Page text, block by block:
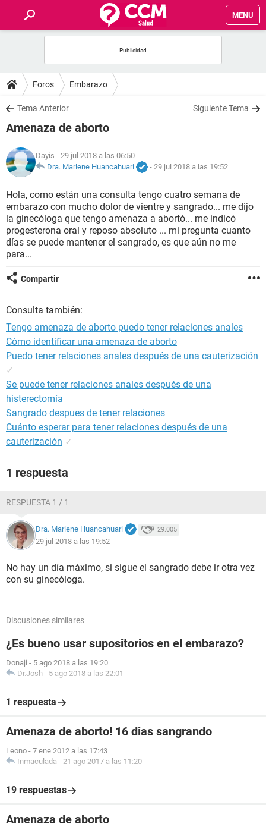
MENU
FOROS
SALUD
NUTRICIÓN
BIENESTAR
SEXUALIDAD
GLOSARIO
Foros Embarazo
Tema Anterior Siguiente Tema
Amenaza de aborto
Dayis - 29 jul 2018 a las 06:50
Dra. Marlene Huancahuari
- 29 jul 2018 a las 19:52
Hola, como están una consulta tengo cuatro semana de
embarazo con mucho dolor de vientre y sangrado... me dijo
la ginecóloga que tengo amenaza a abortó... me indicó
progesterona oral y reposo absoluto ... mi pregunta cuanto
días se puede mantener el sangrado, es que aún no me
para...
Compartir
Consulta también:
Tengo amenaza de aborto puedo tener relaciones anales
Cómo identificar una amenaza de aborto
Puedo tener relaciones anales después de una cauterización
✓
Se puede tener relaciones anales después de una
histerectomía
Sangrado despues de tener relaciones
Cuánto esperar para tener relaciones después de una
cauterización ✓
1 respuesta
RESPUESTA 1 / 1
Dra. Marlene Huancahuari 29.005
29 jul 2018 a las 19:52
No hay un día máximo, si sigue el sangrado debe ir otra vez
con su ginecóloga.
Discusiones similares
¿Es bueno usar supositorios en el embarazo?
Donaji - 5 ago 2018 a las 19:20
Dr.Josh - 5 ago 2018 a las 22:01
1 respuesta
Amenaza de aborto! 16 dias sangrando
Leono - 7 ene 2012 a las 17:43
Inmaculada - 21 ago 2017 a las 11:20
19 respuestas
Amenaza de aborto